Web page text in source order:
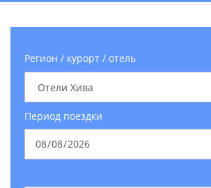
Регион / курорт / отель
Период поездки